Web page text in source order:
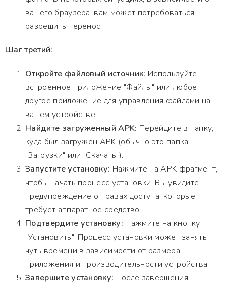
вашего браузера, вам может потребоваться
разрешить перенос.
Шаг третий:
Откройте файловый источник: Используйте
встроенное приложение "Файлы" или любое
другое приложение для управления файлами на
вашем устройстве.
Найдите загруженный APK: Перейдите в папку,
куда был загружен APK (обычно это папка
"Загрузки" или "Скачать").
Запустите установку: Нажмите на APK фрагмент,
чтобы начать процесс установки. Вы увидите
предупреждение о правах доступа, которые
требует аппаратное средство.
Подтвердите установку: Нажмите на кнопку
"Установить". Процесс установки может занять
чуть времени в зависимости от размера
приложения и производительности устройства.
Завершите установку: После завершения